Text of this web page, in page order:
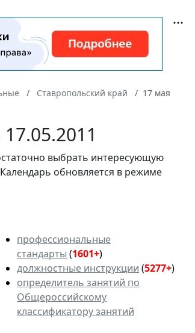
Ставропольский край
17 мая
выбрать интересующую
обновляется в режиме
профессиональные
стандарты (1601+)
должностные инструкции (5277+)
определитель занятий по
Общероссийскому
классификатору занятий